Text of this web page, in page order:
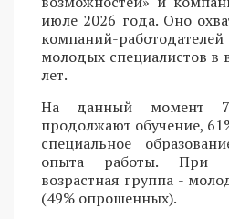
июле 2026 года. Оно
компаний-
молодых специалистов в
лет.
На данный момент
продолжают обучение,
специальное
опыта работы. При
возрастная группа -
(49% опрошенных).